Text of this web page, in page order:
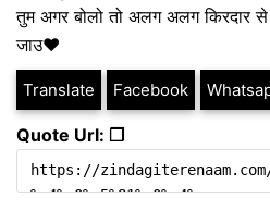
तुम अगर बोलो तो अलग अलग किरदार
जाउ❤️
Translate Facebook
Quote Url: ❐